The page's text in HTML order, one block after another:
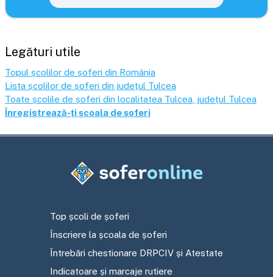
Legături utile
Topul școlilor de șoferi din România
Lista școlilor de șoferi din județul Tulcea
Toate școlile de șoferi din localitatea Tulcea , județul Tulcea
Înregistrează-ți școala de șoferi
Top școli de șoferi
Înscriere la școala de șoferi
Întrebări chestionare DRPCIV și Atestate
Indicatoare și marcaje rutiere